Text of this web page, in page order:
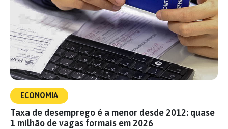
ECONOMIA
Taxa de desemprego é a menor desde 2012: quase
1 milhão de vagas formais em 2026